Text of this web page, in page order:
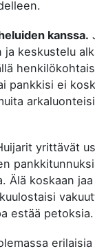
kanssa.
keskustelu
pankkisi ei
yrittävät
Älä koskaan
estää petoksia.
erilaisia